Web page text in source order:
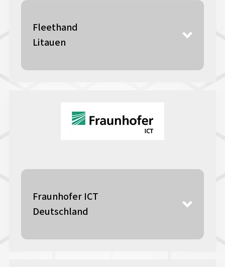
Fleethand
Litauen
Fraunhofer ICT
Deutschland